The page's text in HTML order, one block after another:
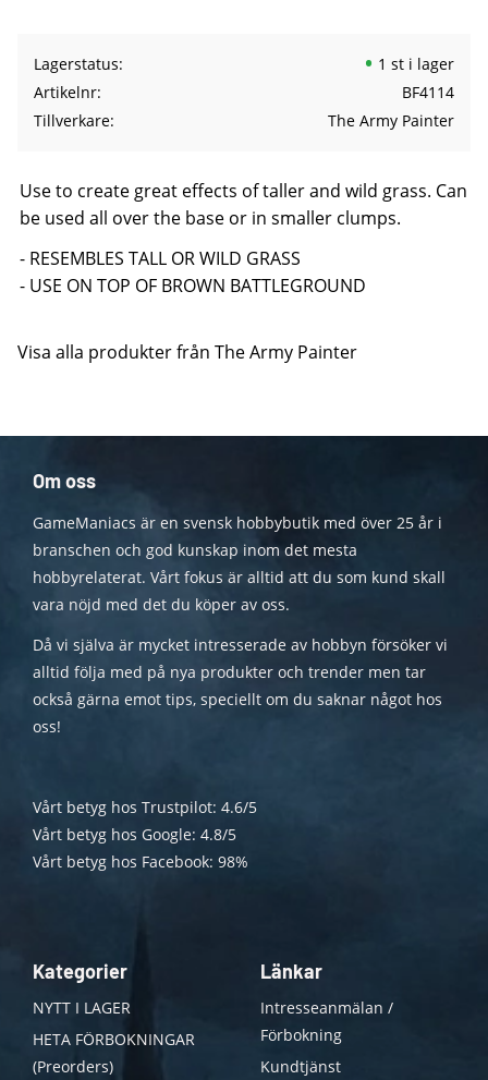
Lagerstatus
1 st i lager
Artikelnr
BF4114
Tillverkare
The Army Painter
Use to create great effects of taller and wild grass. Can
be used all over the base or in smaller clumps.
- RESEMBLES TALL OR WILD GRASS
- USE ON TOP OF BROWN BATTLEGROUND
Visa alla produkter från The Army Painter
Om oss
GameManiacs är en svensk hobbybutik med över 25 år i
branschen och god kunskap inom det mesta
hobbyrelaterat. Vårt fokus är alltid att du som kund skall
vara nöjd med det du köper av oss.
Då vi själva är mycket intresserade av hobbyn försöker vi
alltid följa med på nya produkter och trender men tar
också gärna emot tips, speciellt om du saknar något hos
oss!
Vårt betyg hos Trustpilot: 4.6/5
Vårt betyg hos Google: 4.8/5
Vårt betyg hos Facebook: 98%
Kategorier
NYTT I LAGER
HETA FÖRBOKNINGAR
(Preorders)
Länkar
Intresseanmälan /
Förbokning
Kundtjänst